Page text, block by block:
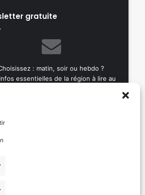
gratuite
: matin, soir ou hebdo ?
essentielles de la région à lire au